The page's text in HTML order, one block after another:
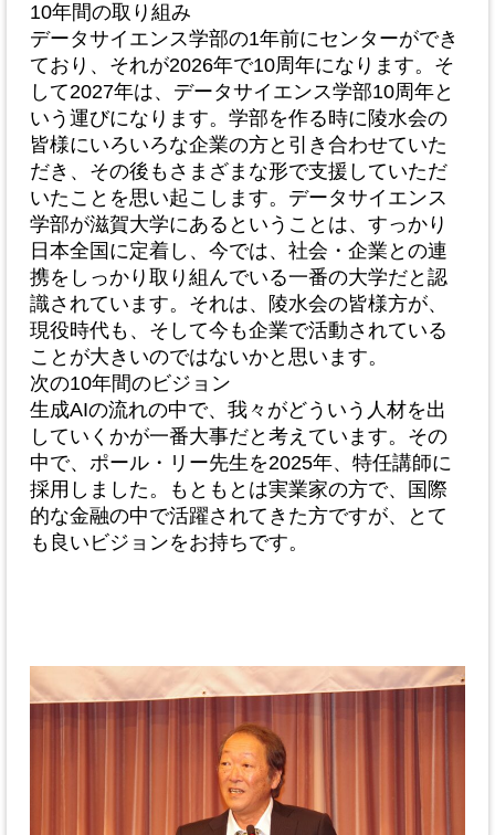
10年間の取り組み
データサイエンス学部の1年前にセンターができ
ており、それが2026年で10周年になります。そ
して2027年は、データサイエンス学部10周年と
いう運びになります。学部を作る時に陵水会の
皆様にいろいろな企業の方と引き合わせていた
だき、その後もさまざまな形で支援していただ
いたことを思い起こします。データサイエンス
学部が滋賀大学にあるということは、すっかり
日本全国に定着し、今では、社会・企業との連
携をしっかり取り組んでいる一番の大学だと認
識されています。それは、陵水会の皆様方が、
現役時代も、そして今も企業で活動されている
ことが大きいのではないかと思います。
次の10年間のビジョン
生成AIの流れの中で、我々がどういう人材を出
していくかが一番大事だと考えています。その
中で、ポール・リー先生を2025年、特任講師に
採用しました。もともとは実業家の方で、国際
的な金融の中で活躍されてきた方ですが、とて
も良いビジョンをお持ちです。